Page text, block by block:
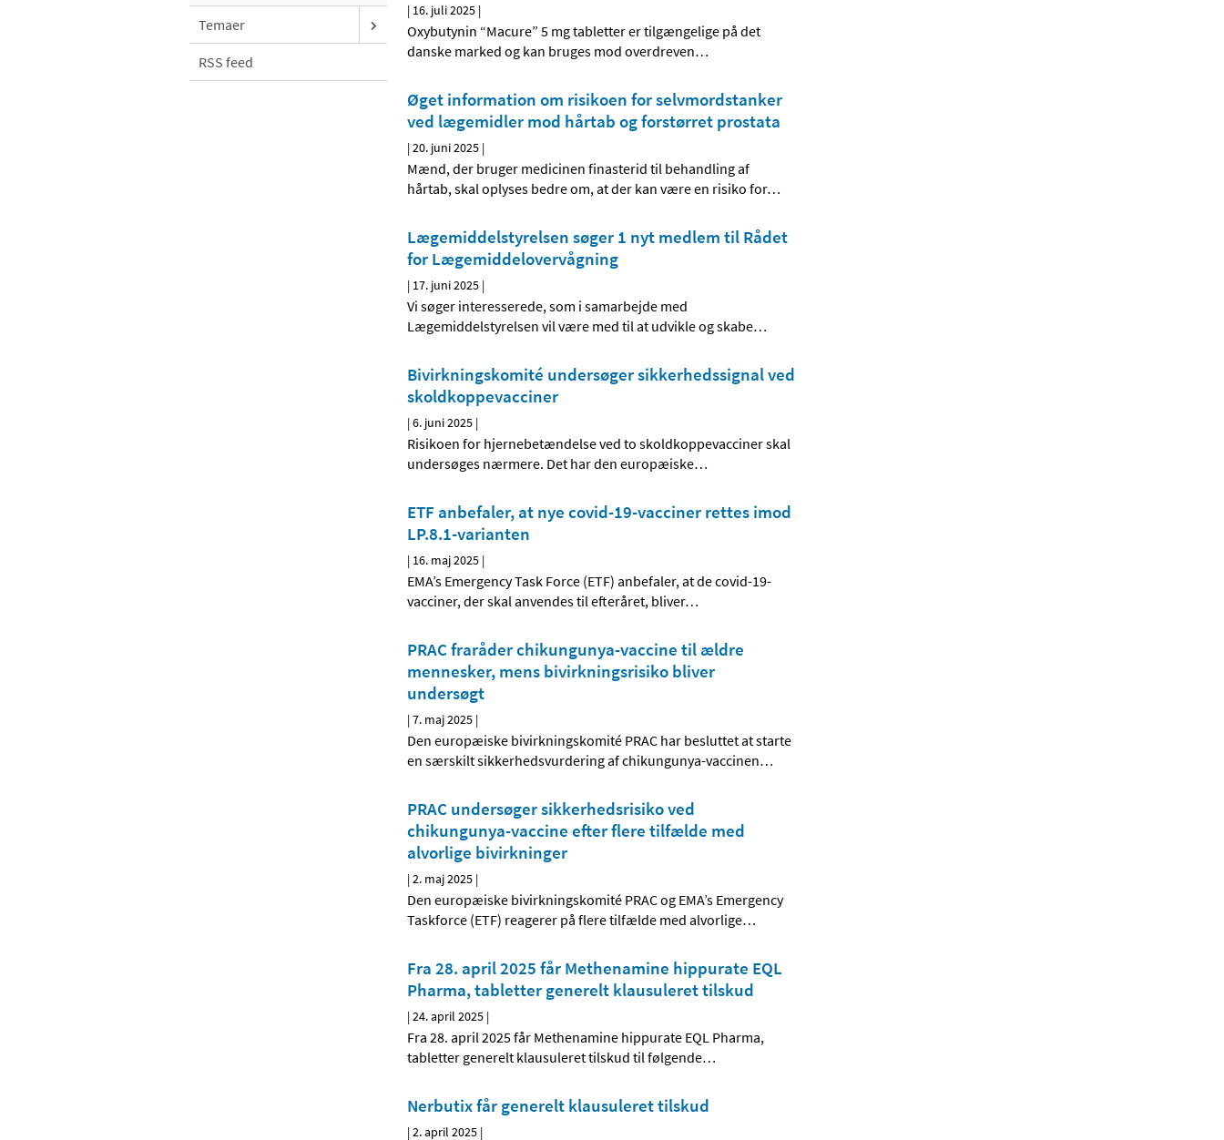
Temaer
RSS feed
| 16. juli 2025 |
Oxybutynin “Macure” 5 mg tabletter er tilgængelige på det
danske marked og kan bruges mod overdreven…
Øget information om risikoen for selvmordstanker
ved lægemidler mod hårtab og forstørret prostata
|20. juni 2025 |
Mænd, der bruger medicinen finasterid til behandling af
hårtab, skal oplyses bedre om, at der kan være en risiko for…
Lægemiddelstyrelsen søger 1 nyt medlem til Rådet
for Lægemiddelovervågning
| 17. juni 2025 |
Vi søger interesserede, som i samarbejde med
Lægemiddelstyrelsen vil være med til at udvikle og skabe…
Bivirkningskomité undersøger sikkerhedssignal ved
skoldkoppevacciner
|6. juni 2025 |
Risikoen for hjernebetændelse ved to skoldkoppevacciner skal
undersøges nærmere. Det har den europæiske…
ETF anbefaler, at nye covid-19-vacciner rettes imod
LP.8.1-varianten
| 16. maj 2025 |
EMA’s Emergency Task Force (ETF) anbefaler, at de covid-19-
vacciner, der skal anvendes til efteråret, bliver…
PRAC fraråder chikungunya-vaccine til ældre
mennesker, mens bivirkningsrisiko bliver
undersøgt
|7. maj 2025 |
Den europæiske bivirkningskomité PRAC har besluttet at starte
en særskilt sikkerhedsvurdering af chikungunya-vaccinen…
PRAC undersøger sikkerhedsrisiko ved
chikungunya-vaccine efter flere tilfælde med
alvorlige bivirkninger
|2. maj 2025 |
Den europæiske bivirkningskomité PRAC og EMA’s Emergency
Taskforce (ETF) reagerer på flere tilfælde med alvorlige…
Fra 28. april 2025 får Methenamine hippurate EQL
Pharma, tabletter generelt klausuleret tilskud
|24. april 2025 |
Fra 28. april 2025 får Methenamine hippurate EQL Pharma,
tabletter generelt klausuleret tilskud til følgende…
Nerbutix får generelt klausuleret tilskud
|2. april 2025 |